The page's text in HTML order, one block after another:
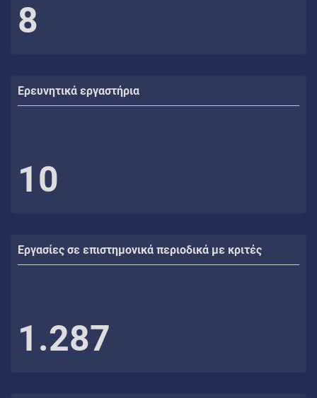
8
Ερευνητικά εργαστήρια
10
Εργασίες σε επιστημονικά περιοδικά με κριτές
1.287